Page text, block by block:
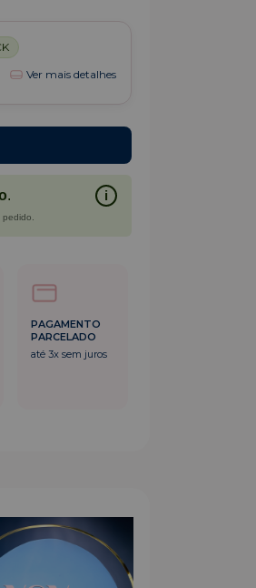
Ver mais detalhes
. i
PAGAMENTO
PARCELADO
até 3x sem juros